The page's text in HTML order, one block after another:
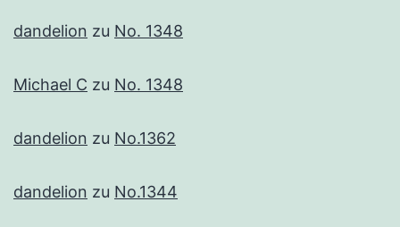
dandelion zu No. 1348
Michael C zu No. 1348
dandelion zu No.1362
dandelion zu No.1344